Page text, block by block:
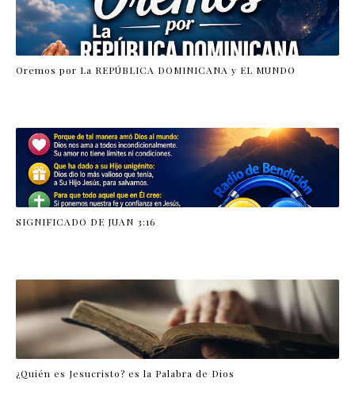
Oremos por La REPÚBLICA DOMINICANA y EL MUNDO
SIGNIFICADO DE JUAN 3:16
¿Quién es Jesucristo? es la Palabra de Dios